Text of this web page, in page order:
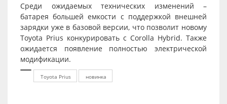
Среди ожидаемых технических изменений –
батарея большей емкости с поддержкой внешней
зарядки уже в базовой версии, что позволит новому
Toyota Prius конкурировать с Corolla Hybrid. Также
ожидается появление полностью электрической
модификации.
Toyota Prius новинка